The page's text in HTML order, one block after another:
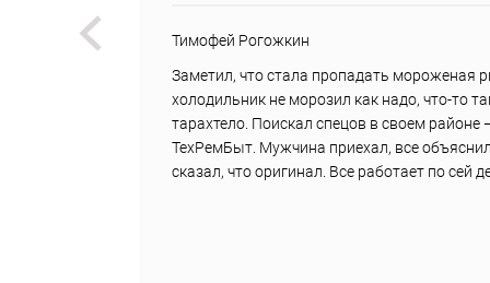
Тимофей Рогожкин
Заметил, что стала пропадать мороженая
холодильник не морозил как надо, что-то
тарахтело. Поискал спецов в своем районе
ТехРемБыт. Мужчина приехал, все
сказал, что оригинал. Все работает по сей